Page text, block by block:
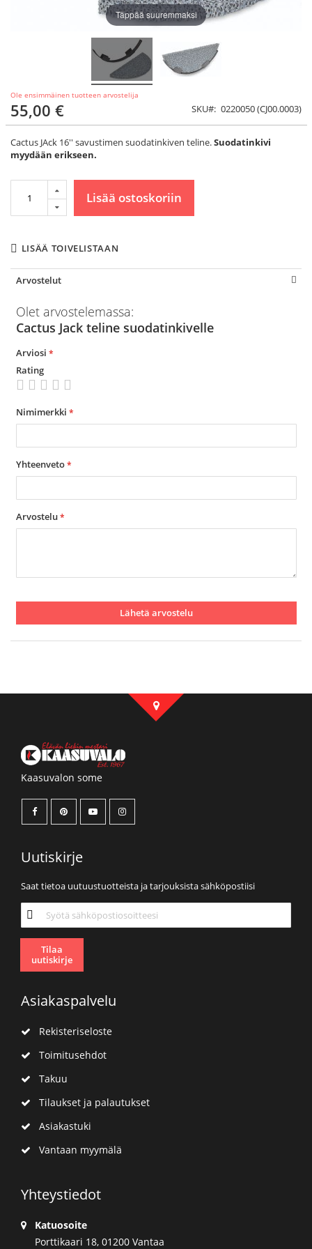
Ole ensimmäinen tuotteen arvostelija
55,00 € SKU 0220050 (CJ00.0003)
Cactus JAck 16'' savustimen suodatinkiven teline.Suodatinkivi
myydään erikseen.
Lisää ostoskoriin
LISÄÄ TOIVELISTAAN
Täppää suuremmaksi
Arvostelut
Olet arvostelemassa:
Cactus Jack teline suodatinkivelle
Arviosi
Rating
star
stars
stars
stars
stars
Nimimerkki
Yhteenveto
Arvostelu
Lähetä arvostelu
Kaasuvalon some
Uutiskirje
Saat tietoa uutuustuotteista ja tarjouksista sähköpostiisi
Tilaa
uutiskirjeemme:
Tilaa
uutiskirje
Asiakaspalvelu
Rekisteriseloste
Toimitusehdot
Takuu
Tilaukset ja palautukset
Asiakastuki
Vantaan myymälä
Yhteystiedot
Katuosoite
Porttikaari 18, 01200 Vantaa